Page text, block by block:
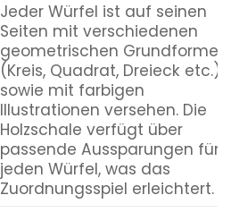
Jeder Würfel ist auf seinen
Seiten mit verschiedenen
geometrischen Grundformen
(Kreis, Quadrat, Dreieck etc.)
sowie mit farbigen
Illustrationen versehen. Die
Holzschale verfügt über
passende Aussparungen für
jeden Würfel, was das
Zuordnungsspiel erleichtert.